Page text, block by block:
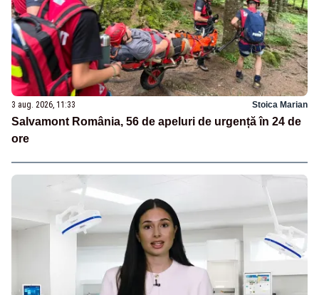
3 aug. 2026, 11:33 Stoica Marian
Salvamont România, 56 de apeluri de urgență în 24 de
ore